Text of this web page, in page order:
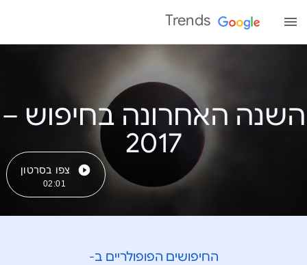
Trends
השנה האחרונה בחיפוש –
צפו בסרטון
02:01
החיפושים הפופולריים ב-